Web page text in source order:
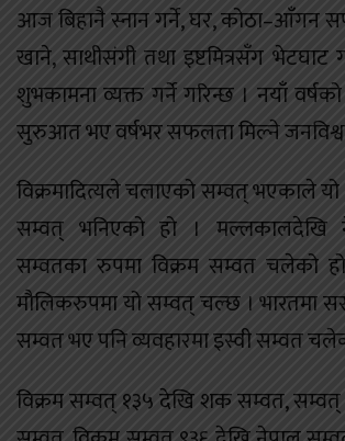
आज बिहानै स्नान गर्ने, घर, कोठा–आँगन
खाने, साथीसंगी तथा इष्टमित्रसँग
शुभकामना व्यक्त गर्ने गरिन्छ । नयाँ वर्षको
सुरुआत भए वर्षभर सफलता मिल्ने
विक्रमादित्यले चलाएको सम्वत् भएकाले
सम्वत् भनिएको हो । मल्लकालदेखि
सम्वतका रुपमा विक्रम सम्वत चलेको हो
मौलिकरुपमा यो सम्वत् चल्छ । भारतमा
सम्वत भए पनि व्यवहारमा इस्वी सम्वत
विक्रम सम्वत् १३५ देखि शक सम्वत,